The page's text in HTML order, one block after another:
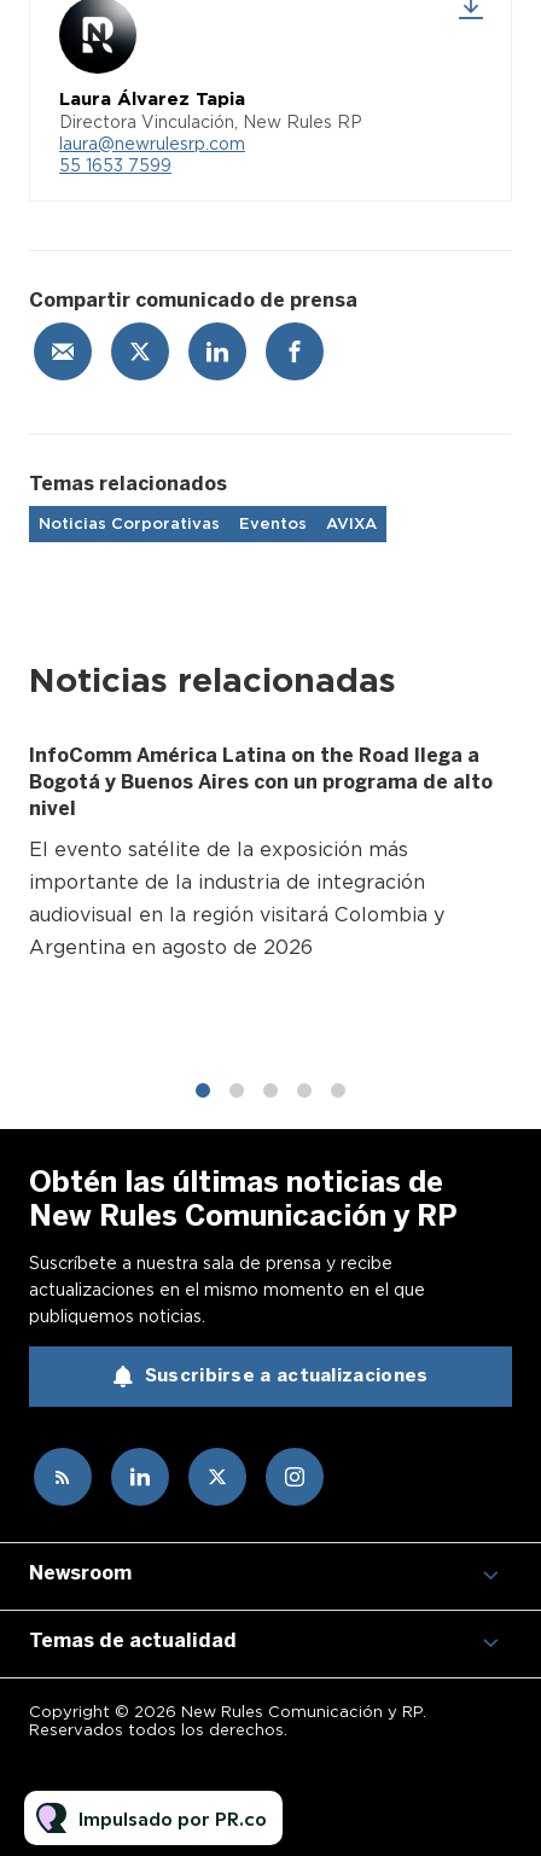
Laura Álvarez Tapia
Directora Vinculación, New Rules RP
laura@newrulesrp.com
55 1653 7599
Compartir comunicado de prensa
Temas relacionados
Noticias Corporativas Eventos AVIXA
Noticias relacionadas
InfoComm América Latina on the Road llega a
Bogotá y Buenos Aires con un programa de alto
nivel
El evento satélite de la exposición más
importante de la industria de integración
audiovisual en la región visitará Colombia y
Argentina en agosto de 2026
Obtén las últimas noticias de
New Rules Comunicación y RP
Suscríbete a nuestra sala de prensa y recibe
actualizaciones en el mismo momento en el que
publiquemos noticias.
Suscribirse a actualizaciones
Newsroom
Temas de actualidad
Copyright © 2026 New Rules Comunicación y RP.
Reservados todos los derechos.
Impulsado por PR.co